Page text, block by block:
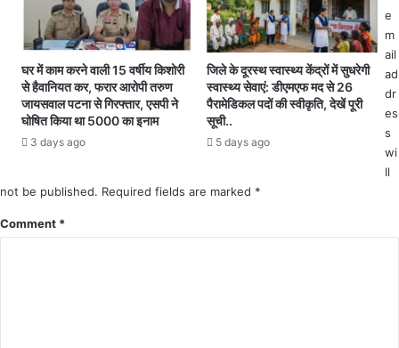
खि
ला
ड़ि
का
1
झ
झ
औ
क
सा
घर में काम करने वाली 15 वर्षीय किशोरी
से हैवानियत कर, फरार आरोपी तरुण
जायसवाल पटना से गिरफ्तार, एसपी ने
घोषित किया था 5000 का इनाम
3 days ago
जिले के दूरस्थ स्वास्थ्य केंद्रों में सुधरेगी
स्वास्थ्य सेवाएं: डीएमएफ मद से 26
पैरामेडिकल पदों की स्वीकृति, देखें पूरी
सूची..
5 days ago
e
m
ail
ad
dr
es
s
wi
ll
not be published. Required fields are marked *
Comment *